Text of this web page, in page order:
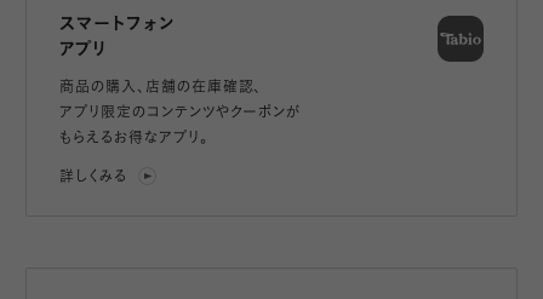
スマートフォン
アプリ
商品の購入、店舗の在庫確認、
アプリ限定のコンテンツやクーポンが
もらえるお得なアプリ。
詳しくみる